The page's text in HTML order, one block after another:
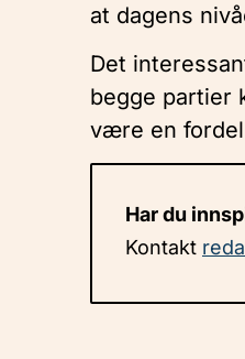
at dagens
Det
begge partier
være en
Har du
Kontakt